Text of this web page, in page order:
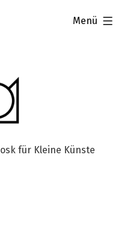
für Kleine Künste
Menü
aufgeklappt